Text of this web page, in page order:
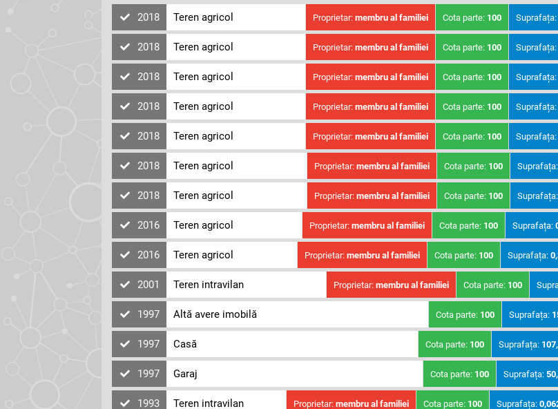
2018 Teren agricol Suprafața:
Cota parte: 100
Proprietar: membru al familiei
2018 Teren agricol Suprafața:
Cota parte: 100
Proprietar: membru al familiei
2018 Teren agricol Suprafața:
Cota parte: 100
Proprietar: membru al familiei
2018 Teren agricol Suprafața:
Cota parte: 100
Proprietar: membru al familiei
2018 Teren agricol Suprafața:
Cota parte: 100
Proprietar: membru al familiei
2018 Teren agricol Suprafața:
Cota parte: 100
Proprietar: membru al familiei
2018 Teren agricol Suprafața:
Cota parte: 100
Proprietar: membru al familiei
2016 Teren agricol Suprafața:
Cota parte: 100
Proprietar: membru al familiei
2016 Teren agricol Suprafața:
Cota parte: 100
Proprietar: membru al familiei
2001 Teren intravilan Cota parte: 100
Proprietar: membru al familiei
1997 Altă avere imobilă Suprafața:
Cota parte: 100
1997 Casă Suprafața:
Cota parte: 100
1997 Garaj Suprafața:
Cota parte: 100
1993 Teren intravilan Suprafața:
Cota parte: 100
Proprietar: membru al familiei